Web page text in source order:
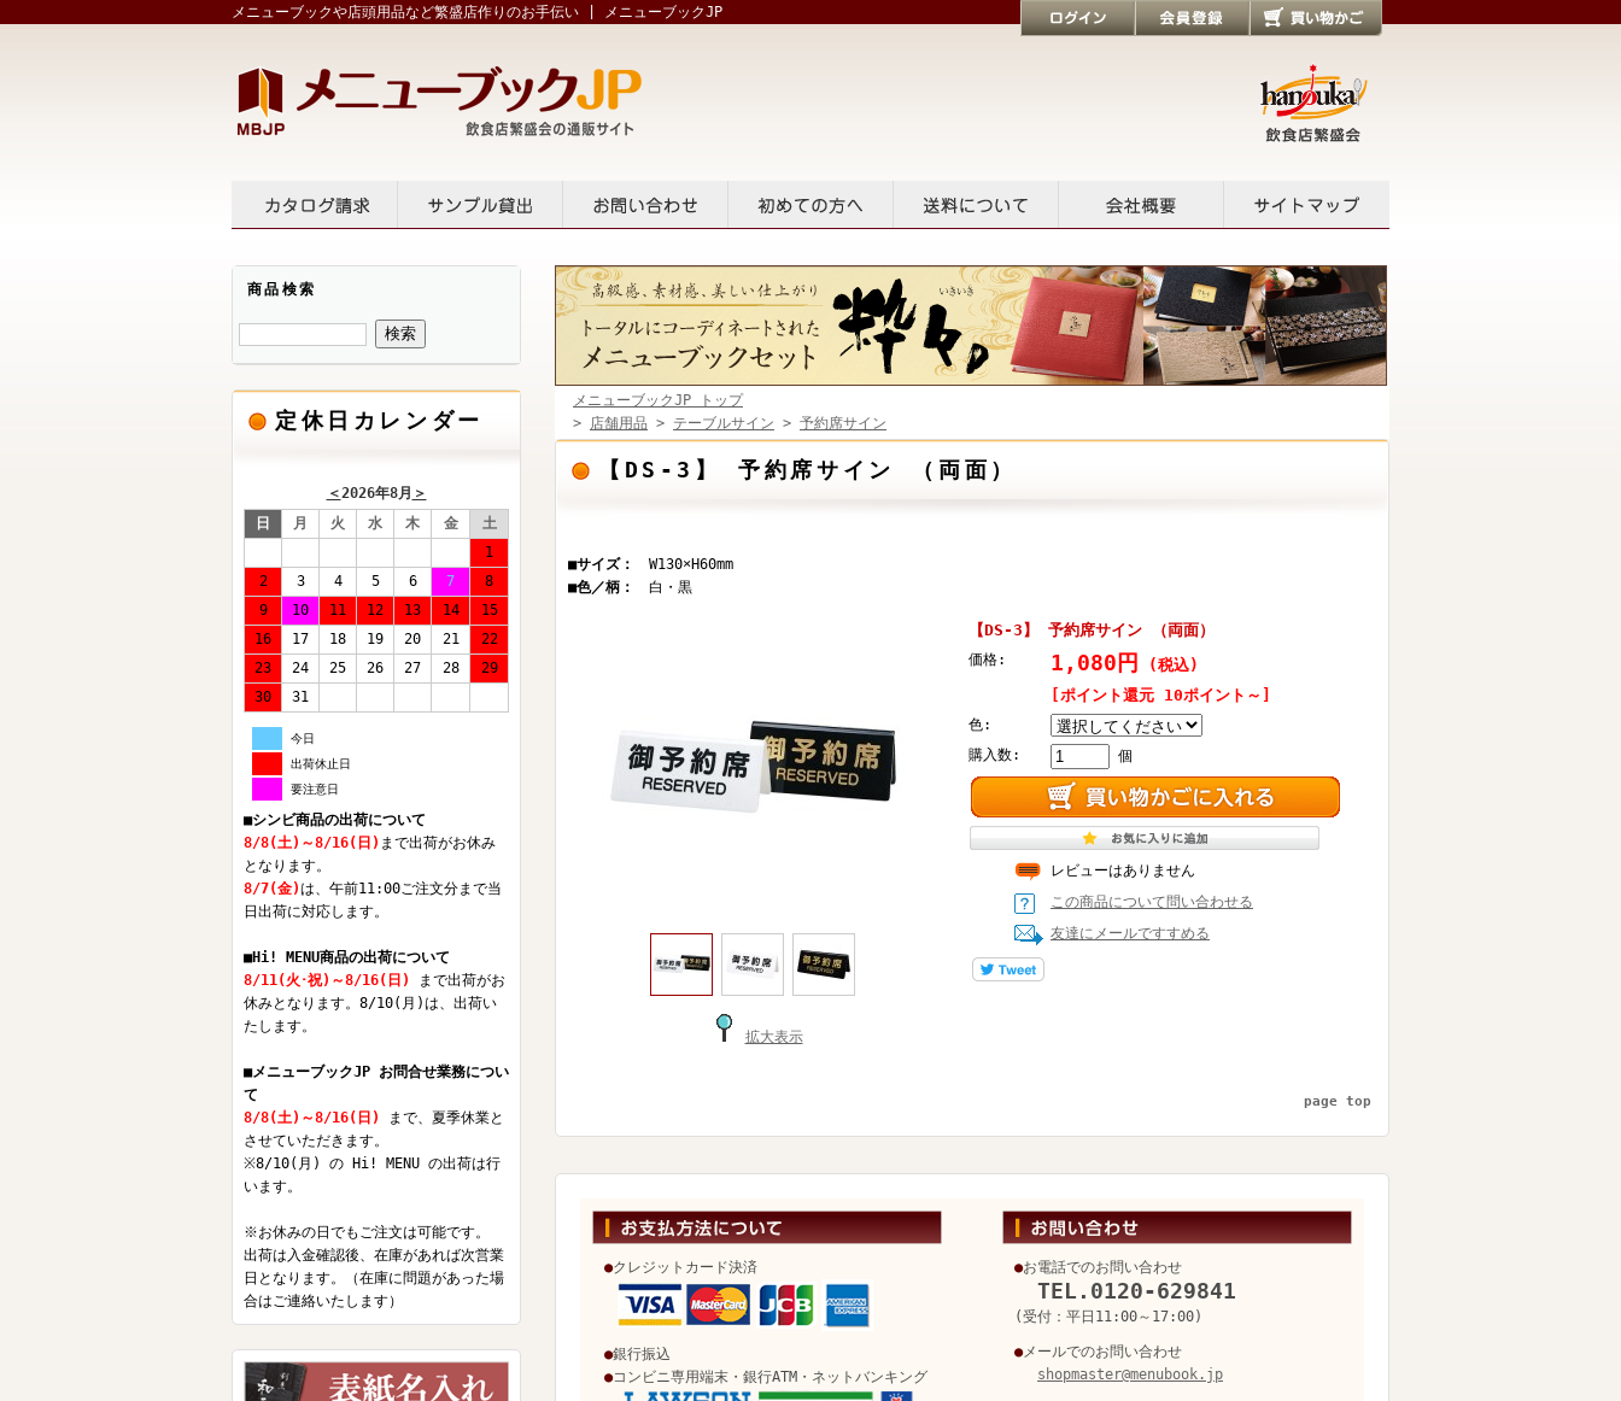
メニューブックや店頭用品など繁盛店作りのお手伝い | メニューブックJP
商品検索
定休日カレンダー
＜2026年8月 ＞
日
月 火 水 木 金
土
1
2
3 4 5 6 7
8
9
10 11 12 13 14
15
16
17 18 19 20 21
22
23
24 25 26 27 28
29
30
31
今日
出荷休止日
要注意日
■シンビ商品の出荷について
8/8(土)～8/16(日) まで出荷がお休み
となります。
8/7(金)は、午前11:00ご注文分まで当
日出荷に対応します。
■Hi! MENU商品の出荷について
8/11(火･祝)～8/16(日)
まで出荷がお
休みとなります。8/10(月)は、出荷い
たします。
■メニューブックJP お問合せ業務につい
て
8/8(土)～8/16(日)
まで、夏季休業と
させていただきます。
※8/10(月) の Hi! MENU の出荷は行
います。
※お休みの日でもご注文は可能です。
出荷は入金確認後、在庫があれば次営業
日となります。（在庫に問題があった場
合はご連絡いたします）
メニューブックJP トップ
> 店舗用品 > テーブルサイン > 予約席サイン
【DS-3】 予約席サイン （両面）
■サイズ：
W130×H60mm
■色／柄：
白・黒
拡大表示
【DS-3】 予約席サイン （両面）
価格: 1,080円
(税込)
[ポイント還元 10ポイント～]
色:
購入数:
個
レビューはありません
この商品について問い合わせる
友達にメールですすめる
page top
●クレジットカード決済
●銀行振込
●コンビニ専用端末・銀行ATM・ネットバンキング
●お電話でのお問い合わせ
TEL.0120-629841
(受付：平日11:00～17:00)
●メールでのお問い合わせ
shopmaster@menubook.jp